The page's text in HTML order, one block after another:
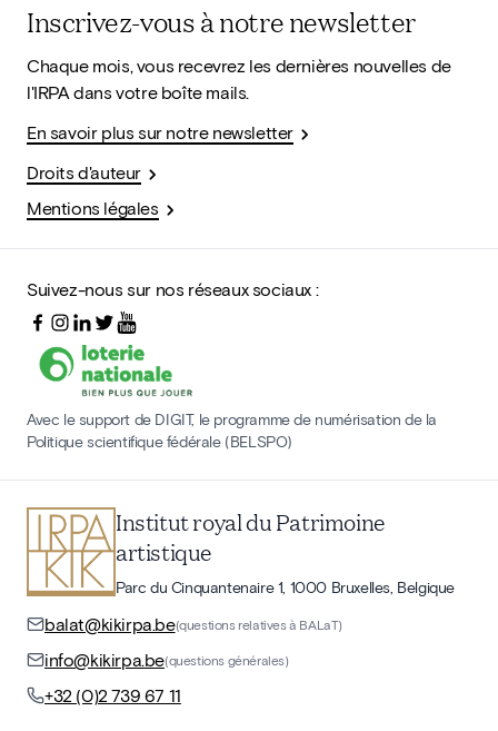
Inscrivez-vous à notre newsletter
Chaque mois, vous recevrez les dernières nouvelles de
l'IRPA dans votre boîte mails.
En savoir plus sur notre newsletter
Droits d'auteur
Mentions légales
Suivez-nous sur nos réseaux sociaux :
Avec le support de DIGIT, le programme de numérisation de la
Politique scientifique fédérale (BELSPO)
Institut royal du Patrimoine
artistique
Parc du Cinquantenaire 1, 1000 Bruxelles, Belgique
balat@kikirpa.be(questions relatives à BALaT)
info@kikirpa.be(questions générales)
+32 (0)2 739 67 11